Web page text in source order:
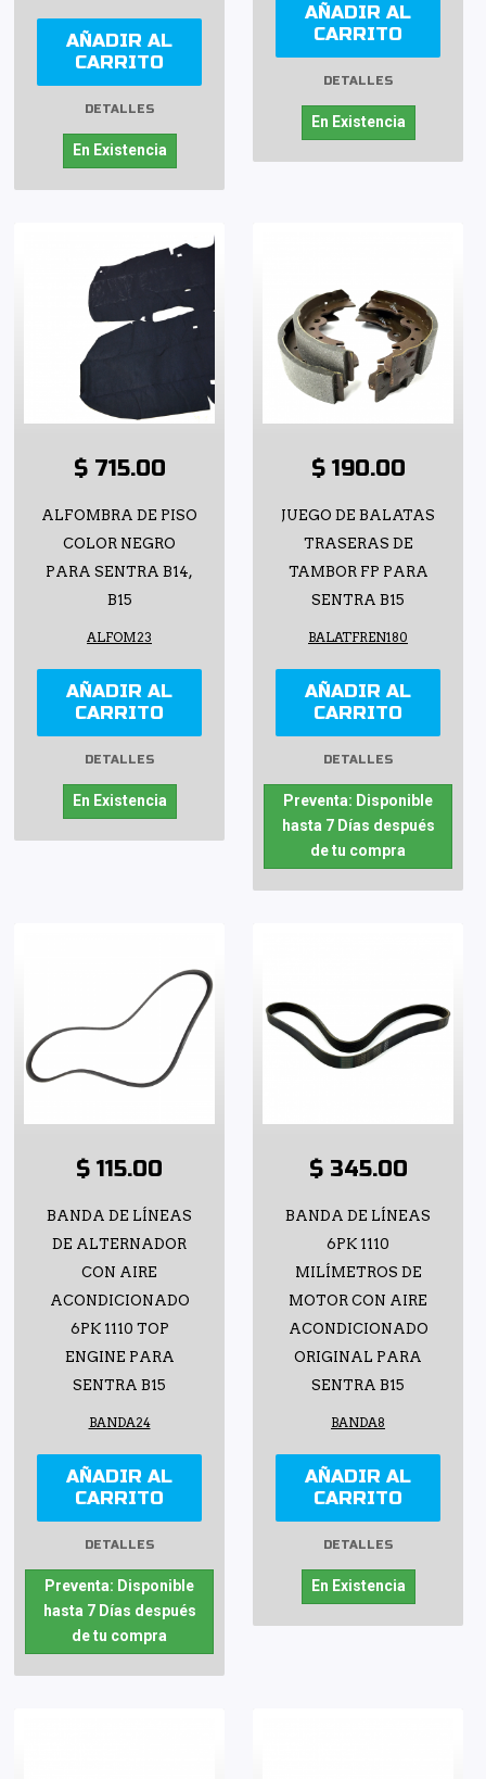
AÑADIR AL
CARRITO
DETALLES
En Existencia
AÑADIR AL
CARRITO
DETALLES
En Existencia
$ 715.00
ALFOMBRA DE PISO
COLOR NEGRO
PARA SENTRA B14,
B15
ALFOM23
AÑADIR AL
CARRITO
DETALLES
En Existencia
$ 190.00
JUEGO DE BALATAS
TRASERAS DE
TAMBOR FP PARA
SENTRA B15
BALATFREN180
AÑADIR AL
CARRITO
DETALLES
Preventa: Disponible
hasta 7 Días después
de tu compra
$ 115.00
BANDA DE LÍNEAS
DE ALTERNADOR
CON AIRE
ACONDICIONADO
6PK 1110 TOP
ENGINE PARA
SENTRA B15
BANDA24
AÑADIR AL
CARRITO
DETALLES
Preventa: Disponible
hasta 7 Días después
de tu compra
$ 345.00
BANDA DE LÍNEAS
6PK 1110
MILÍMETROS DE
MOTOR CON AIRE
ACONDICIONADO
ORIGINAL PARA
SENTRA B15
BANDA8
AÑADIR AL
CARRITO
DETALLES
En Existencia